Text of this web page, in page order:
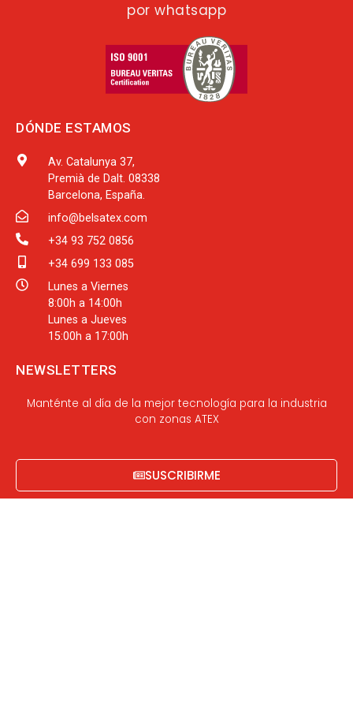
por whatsapp
DÓNDE ESTAMOS
Av. Catalunya 37,
Premià de Dalt. 08338
Barcelona, España.
info@belsatex.com
+34 93 752 0856
+34 699 133 085
Lunes a Viernes
8:00h a 14:00h
Lunes a Jueves
15:00h a 17:00h
NEWSLETTERS
Manténte al día de la mejor tecnología para la industria
con zonas ATEX
SUSCRIBIRME